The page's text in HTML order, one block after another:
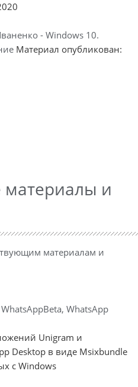
- Windows 10.
Материал опубликован:
материалы и
материалам и
WhatsApp
Unigram и
Desktop в виде Msixbundle
с Windows